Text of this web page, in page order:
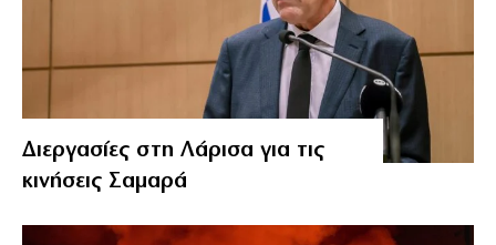
Διεργασίες στη Λάρισα για τις
κινήσεις Σαμαρά